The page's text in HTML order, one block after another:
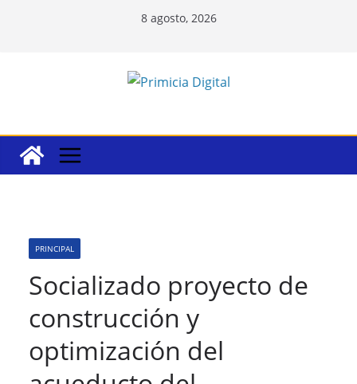
8 agosto, 2026
PRINCIPAL
Socializado proyecto de
construcción y
optimización del